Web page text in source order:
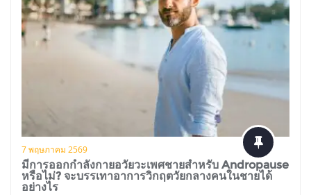
7 พฤษภาคม 2569
มีการออกกำลังกายอวัยวะเพศชายสำหรับ Andropause
หรือไม่? จะบรรเทาอาการวิกฤตวัยกลางคนในชายได้
อย่างไร